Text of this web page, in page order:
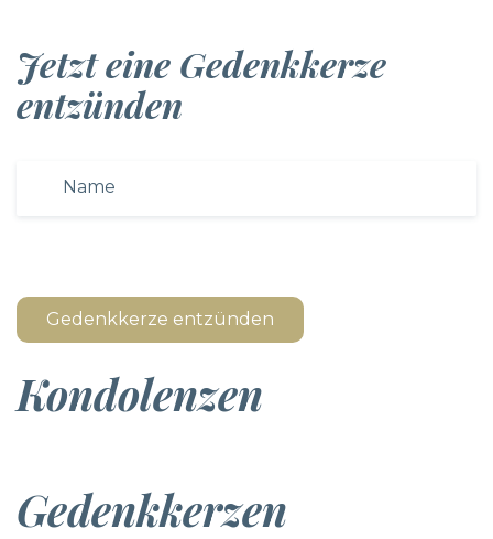
Jetzt eine Gedenkkerze
entzünden
Gedenkkerze entzünden
Kondolenzen
Gedenkkerzen